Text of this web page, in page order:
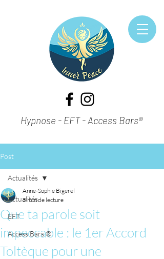
Hypnose - EFT - Access Bars®
Post
Actualités
EFT
Access Bars ®
Actualités
Que ta parole soit
impeccable : le 1er Accord
Toltèque pour une
Anne-Sophie Bigerel
5 min de lecture